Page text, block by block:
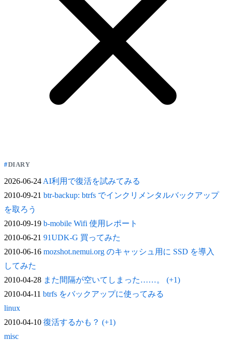
DIARY
2026-06-24AI利用で復活を試みてみる
2010-09-21 btr-backup: btrfs でインクリメンタルバックアップ
を取ろう
2010-09-19 b-mobile Wifi 使用レポート
2010-06-21 91UDK-G 買ってみた
2010-06-16 mozshot.nemui.org のキャッシュ用に SSD を導入
してみた
2010-04-28 また間隔が空いてしまった……。 (+1)
2010-04-11 btrfs をバックアップに使ってみる
linux
2010-04-10 復活するかも？ (+1)
misc